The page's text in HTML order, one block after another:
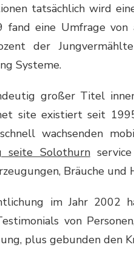
tatsächlich wird
fand eine Umfrage von
der
Systeme.
großer Titel
site existiert seit
wachsenden
seite Solothurn
Bräuche und
im Jahr 2002
von
plus gebunden den